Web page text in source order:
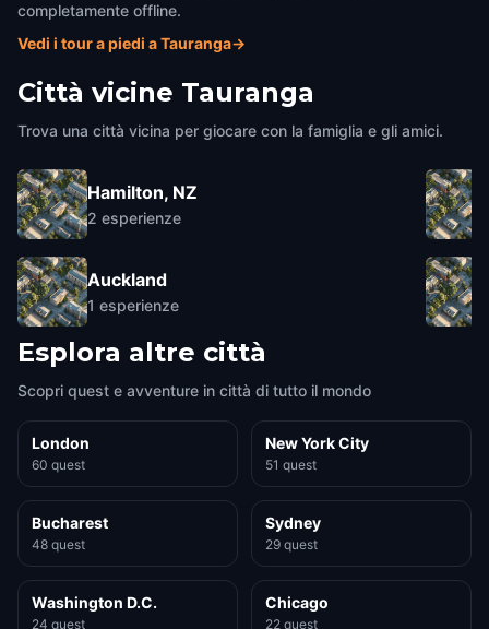
completamente offline.
Vedi i tour a piedi a Tauranga→
Città vicine Tauranga
Trova una città vicina per giocare con la famiglia e gli amici.
Hamilton, NZ
2 esperienze
Auckland
1 esperienze
Esplora altre città
Scopri quest e avventure in città di tutto il mondo
London
60 quest
New York City
51 quest
Bucharest
48 quest
Sydney
29 quest
Washington D.C.
24 quest
Chicago
22 quest